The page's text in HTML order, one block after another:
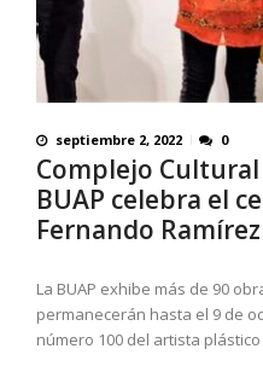
septiembre 2, 2022 0
Complejo
BUAP celebra el
Fernando
La BUAP exhibe más de 90
permanecerán hasta el 9 de
número 100 del artista plástico